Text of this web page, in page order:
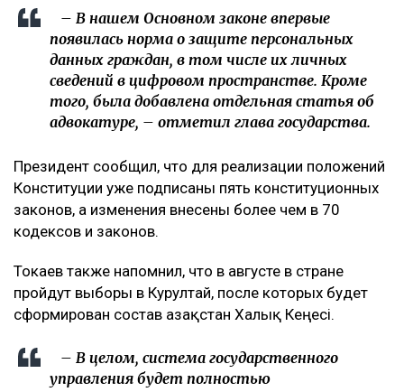
– В нашем Основном законе впервые
появилась норма о защите персональных
данных граждан, в том числе их личных
сведений в цифровом пространстве. Кроме
того, была добавлена отдельная статья об
адвокатуре, – отметил глава государства.
Президент сообщил, что для реализации положений
Конституции уже подписаны пять конституционных
законов, а изменения внесены более чем в 70
кодексов и законов.
Токаев также напомнил, что в августе в стране
пройдут выборы в Курултай, после которых будет
сформирован состав Қазақстан Халық Кеңесі.
– В целом, система государственного
управления будет полностью